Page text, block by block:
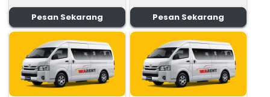
Pesan Sekarang Pesan Sekarang